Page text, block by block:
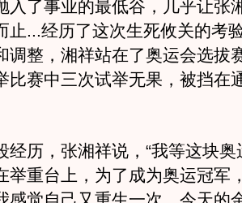
入了事业的最低谷，几乎让张
止...经历了这次生死攸关的考
调整，湘祥站在了奥运会选拔
比赛中三次试举无果，被挡在
历，张湘祥说，“我等这块奥
举重台上，为了成为奥运冠军